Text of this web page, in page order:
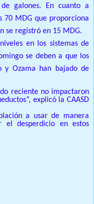
galones. En cuanto a
70 MDG que proporciona
se registró en 15 MDG.
en los sistemas de
se deben a que los
y Ozama han bajado de
reciente no impactaron
explicó la CAASD
a usar de manera
el desperdicio en estos